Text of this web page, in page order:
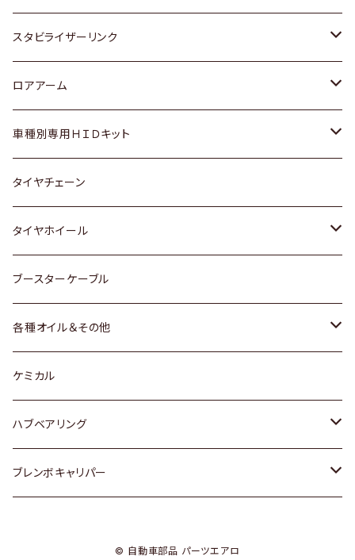
スバル
いすゞ
ダイハツ
マツダ
三菱
スバル
レクサス
スズキ
日産
ダイハツ
マツダ
三菱
スバル
ホンダ
スズキ
日産
いすゞ
ダイハツ
マツダ
三菱
スバル
トヨタ
ホンダ
スズキ
日産
ダイハツ
スバル
スタビライザーリンク
トヨタ
ホンダ
スズキ
日産
ダイハツ
マツダ
ロアアーム
ホンダ
スズキ
日産
ダイハツ
マツダ
スバル
車種別専用ＨＩＤキット
トヨタ
マツダ
タイヤチェーン
タイヤホイール
トヨタ
ホンダ
スズキ
日産
ダイハツ
ブースターケーブル
各種オイル＆その他
ディーデル洗浄添加剤
ケミカル
ハブベアリング
トヨタ
ブレンボキャリパー
© 自動車部品 パーツエアロ